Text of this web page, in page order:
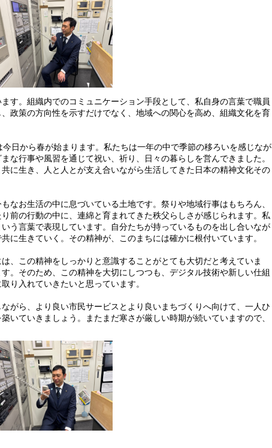
す。組織内でのコミュニケーション手段として、私自身の言葉で職員
政策の方向性を示すだけでなく、地域への関心を高め、組織文化を育
日から春が始まります。私たちは一年の中で季節の移ろいを感じなが
な行事や風習を通じて祝い、祈り、日々の暮らしを営んできました。
に生き、人と人とが支え合いながら生活してきた日本の精神文化その
なお生活の中に息づいている土地です。祭りや地域行事はもちろん、
前の行動の中に、連綿と育まれてきた秩父らしさが感じられます。私
う言葉で表現しています。自分たちが持っているものを出し合いなが
に生きていく。その精神が、このまちには確かに根付いています。
、この精神をしっかりと意識することがとても大切だと考えていま
。そのため、この精神を大切にしつつも、デジタル技術や新しい仕組
り入れていきたいと思っています。
がら、より良い市民サービスとより良いまちづくりへ向けて、一人ひ
いていきましょう。またまだ寒さが厳しい時期が続いていますので、